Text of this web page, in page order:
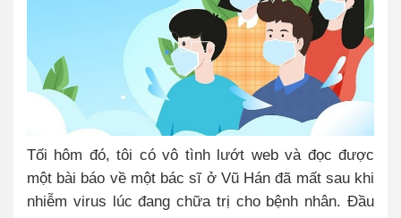
Tối hôm đó, tôi có vô tình lướt web và đọc được
một bài báo về một bác sĩ ở Vũ Hán đã mất sau khi
nhiễm virus lúc đang chữa trị cho bệnh nhân. Đầu